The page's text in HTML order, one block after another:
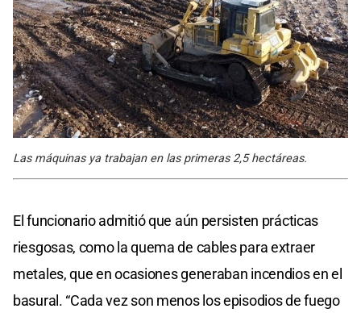
Las máquinas ya trabajan en las primeras 2,5 hectáreas.
El funcionario admitió que aún persisten prácticas
riesgosas, como la quema de cables para extraer
metales, que en ocasiones generaban incendios en el
basural. “Cada vez son menos los episodios de fuego